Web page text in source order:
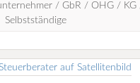
/ GbR / OHG / KG
Selbstständige